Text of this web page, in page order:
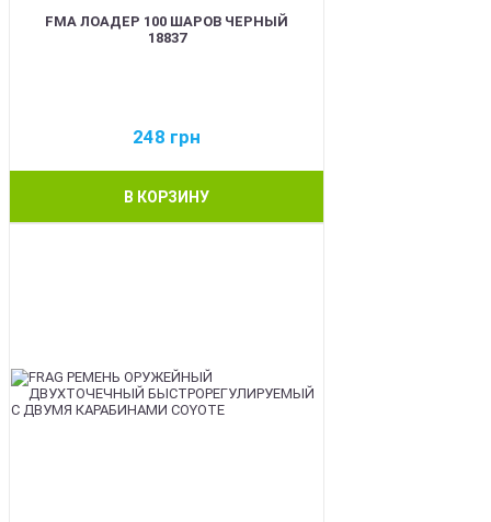
FMA ЛОАДЕР 100 ШАРОВ ЧЕРНЫЙ
18837
248 грн
В КОРЗИНУ